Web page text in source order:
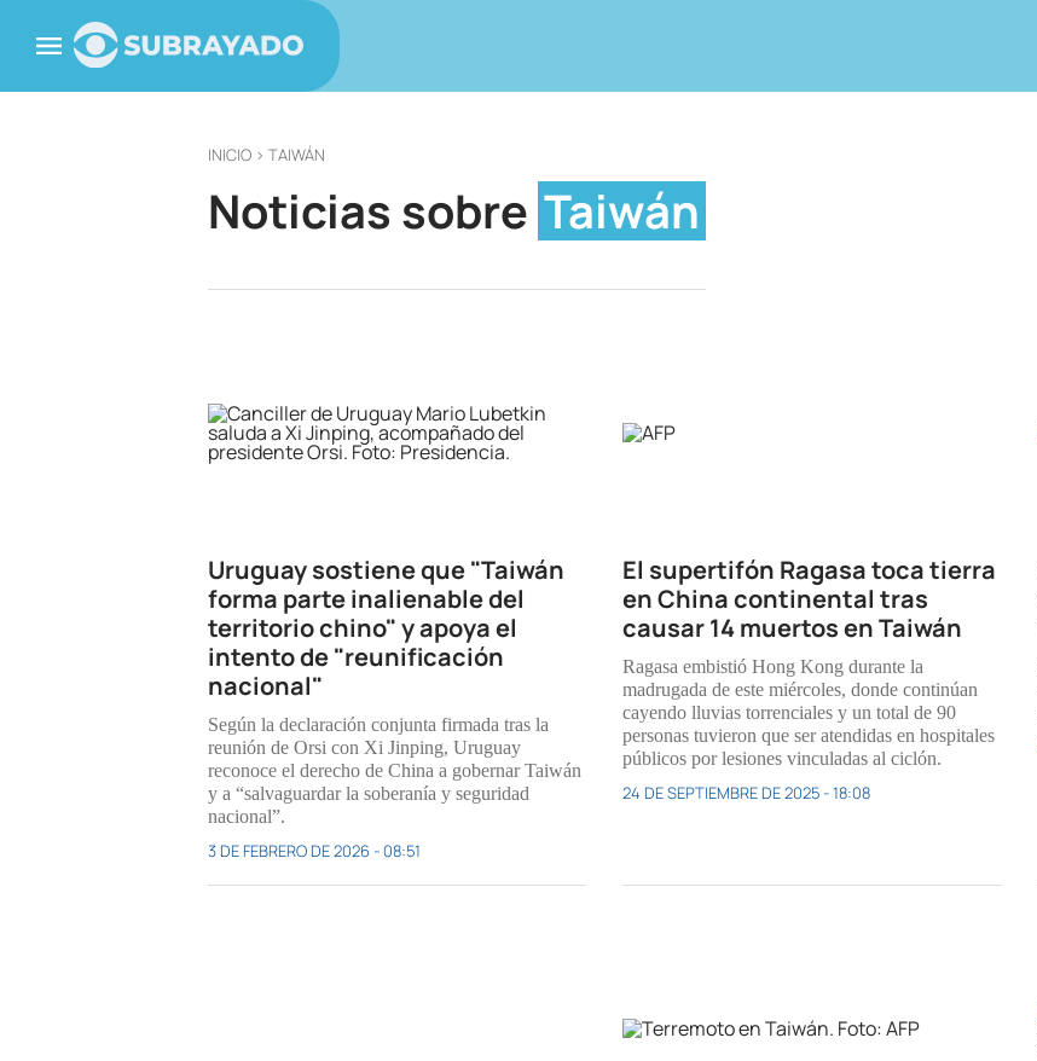
INICIO > TAIWÁN
Noticias sobre Taiwán
Uruguay sostiene que "Taiwán
forma parte inalienable del
territorio chino" y apoya el
intento de "reunificación
nacional"
Según la declaración conjunta firmada tras la
reunión de Orsi con Xi Jinping, Uruguay
reconoce el derecho de China a gobernar Taiwán
y a “salvaguardar la soberanía y seguridad
nacional”.
3 DE FEBRERO DE 2026 - 08:51
El supertifón Ragasa toca tierra
en China continental tras
causar 14 muertos en Taiwán
Ragasa embistió Hong Kong durante la
madrugada de este miércoles, donde continúan
cayendo lluvias torrenciales y un total de 90
personas tuvieron que ser atendidas en hospitales
públicos por lesiones vinculadas al ciclón.
24 DE SEPTIEMBRE DE 2025 - 18:08